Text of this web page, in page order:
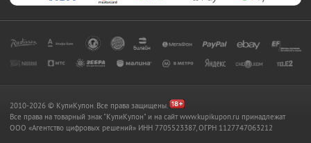
2010-2026 © КупиКупон. Все права защищены.
Все права на товарный знак "КупиКупон" и на сайт www.kupikupon.ru принадлежат
OOO «Агентство цифровых решений» ИНН 7705523387, ОГРН 1127747063212